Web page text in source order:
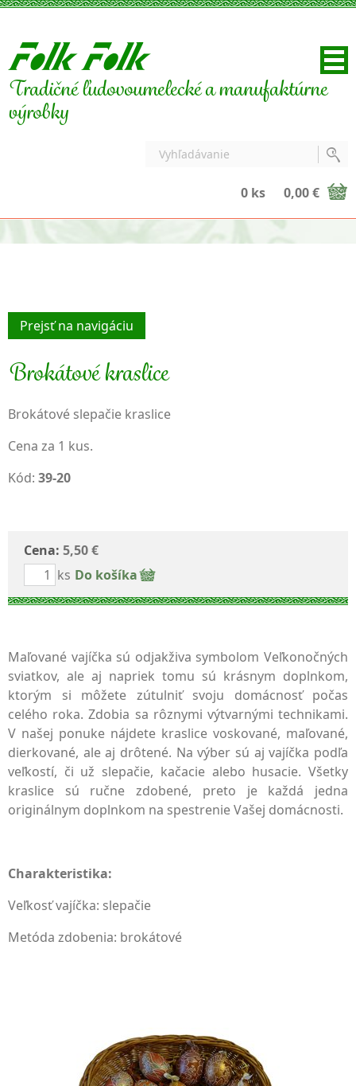
Tradičné ľudovoumelecké a manufaktúrne
výrobky
0 ks 0,00 €
Prejsť na navigáciu
Brokátové kraslice
Brokátové slepačie kraslice
Cena za 1 kus.
Kód: 39-20
Cena: 5,50 €
ks Do košíka
Maľované vajíčka sú odjakživa symbolom Veľkonočných
sviatkov, ale aj napriek tomu sú krásnym doplnkom,
ktorým si môžete zútulniť svoju domácnosť počas
celého roka. Zdobia sa rôznymi výtvarnými technikami.
V našej ponuke nájdete kraslice voskované, maľované,
dierkované, ale aj drôtené. Na výber sú aj vajíčka podľa
veľkostí, či už slepačie, kačacie alebo husacie. Všetky
kraslice sú ručne zdobené, preto je každá jedna
originálnym doplnkom na spestrenie Vašej domácnosti.
Charakteristika:
Veľkosť vajíčka: slepačie
Metóda zdobenia: brokátové